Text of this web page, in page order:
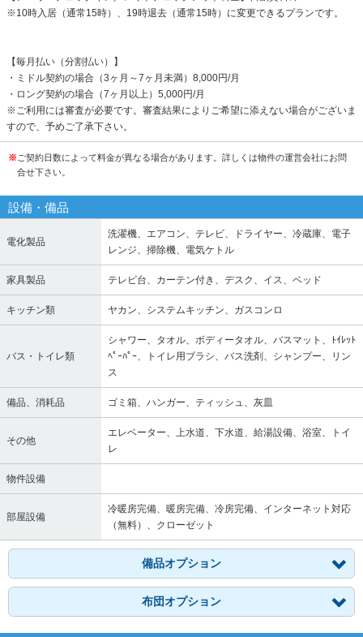
※10時入居（通常15時）、19時退去（通常15時）に変更できるプランです。
【毎月払い（分割払い）】
・ミドル契約の場合（3ヶ月～7ヶ月未満）8,000円/月
・ロング契約の場合（7ヶ月以上）5,000円/月
※ご利用には審査が必要です。審査結果によりご希望に添えない場合がございま
すので、予めご了承下さい。
※ ご契約日数によって料金が異なる場合があります。詳しくは物件の運営会社にお問
合せ下さい。
設備・備品
電化製品
洗濯機、エアコン、テレビ、ドライヤー、冷蔵庫、電子
レンジ、掃除機、電気ケトル
家具製品 テレビ台、カーテン付き、デスク、イス、ベッド
キッチン類 ヤカン、システムキッチン、ガスコンロ
バス・トイレ類
シャワー、タオル、ボディータオル、バスマット、ﾄｲﾚｯﾄ
ﾍﾟｰﾊﾟｰ、トイレ用ブラシ、バス洗剤、シャンプー、リン
ス
備品、消耗品 ゴミ箱、ハンガー、ティッシュ、灰皿
その他
エレベーター、上水道、下水道、給湯設備、浴室、トイ
レ
物件設備
部屋設備
冷暖房完備、暖房完備、冷房完備、インターネット対応
（無料）、クローゼット
備品オプション
布団オプション